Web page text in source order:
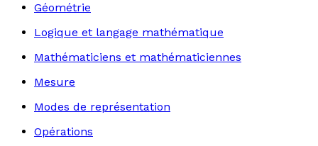
Géométrie
Logique et langage mathématique
Mathématiciens et mathématiciennes
Mesure
Modes de représentation
Opérations